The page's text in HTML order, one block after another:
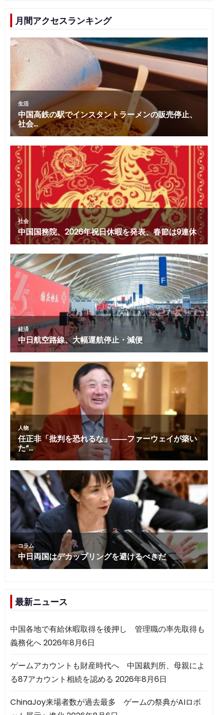
月間アクセスランキング
最新ニュース
中国各地で有給休暇取得を後押し 管理職の率先取得も
義務化へ2026年8月6日
ゲームアカウントも財産時代へ 中国裁判所、母親によ
る87アカウント相続を認める 2026年8月6日
ChinaJoy来場者数が過去最多 ゲームの祭典がAIロボ